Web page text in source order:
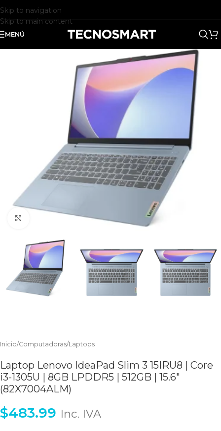
Skip to navigation
Skip to main content
MENÚ
Clic para ampliar
Inicio/Computadoras/Laptops
Laptop Lenovo IdeaPad Slim 3 15IRU8 | Core
i3-1305U | 8GB LPDDR5 | 512GB | 15.6″
(82X7004ALM)
$483.99 Inc. IVA